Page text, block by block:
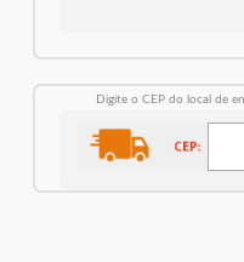
Digite o CEP do local de